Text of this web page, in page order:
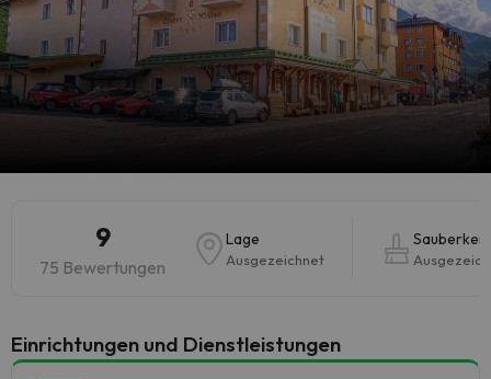
9
75 Bewertungen
Lage
Ausgezeichnet
Sauberkeit
​Einrichtungen und Dienstleistungen